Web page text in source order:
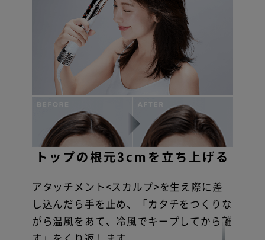
トップの根元3cmを立ち上げる
アタッチメント<スカルプ>を生え際に差
し込んだら手を止め、「カタチをつくりな
がら温風をあて、冷風でキープしてから離